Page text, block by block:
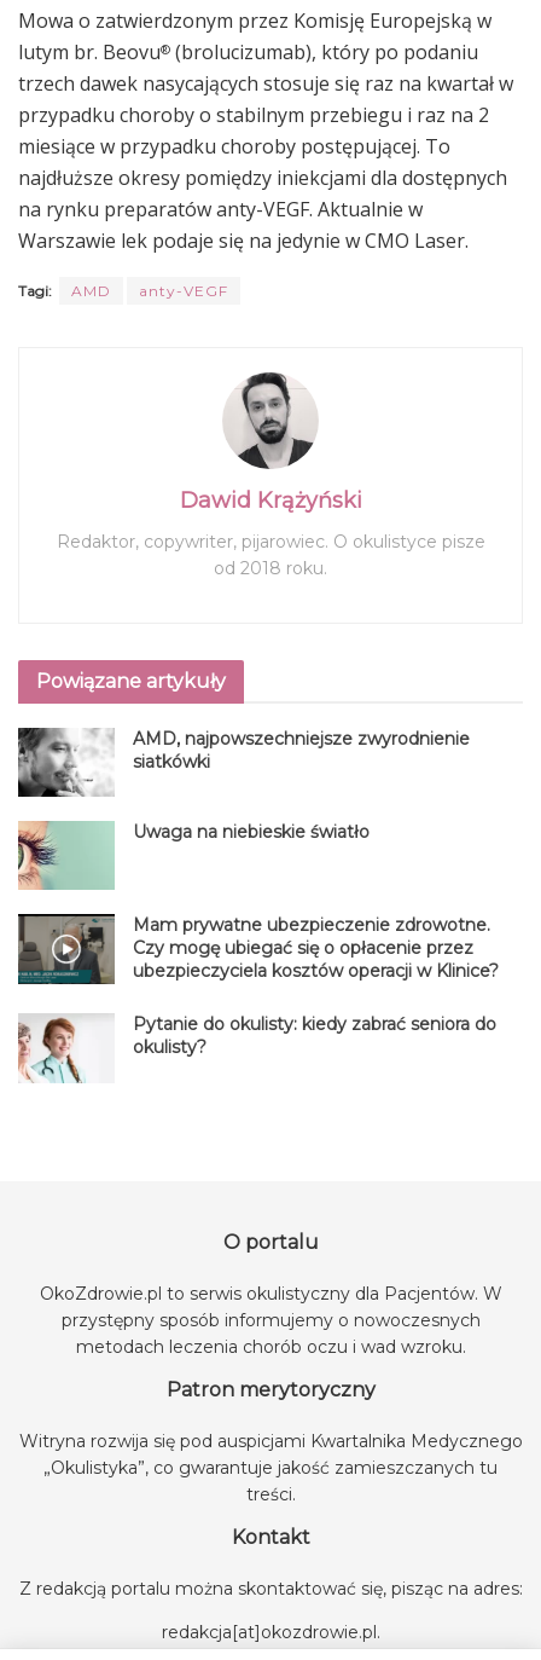
Mowa o zatwierdzonym przez Komisję Europejską w
lutym br. Beovu® (brolucizumab), który po podaniu
trzech dawek nasycających stosuje się raz na kwartał w
przypadku choroby o stabilnym przebiegu i raz na 2
miesiące w przypadku choroby postępującej. To
najdłuższe okresy pomiędzy iniekcjami dla dostępnych
na rynku preparatów anty-VEGF. Aktualnie w
Warszawie lek podaje się na jedynie w CMO Laser.
Tagi: AMD anty-VEGF
Dawid Krążyński
Redaktor, copywriter, pijarowiec. O okulistyce pisze
od 2018 roku.
Powiązane artykuły
AMD, najpowszechniejsze zwyrodnienie
siatkówki
Uwaga na niebieskie światło
Mam prywatne ubezpieczenie zdrowotne.
Czy mogę ubiegać się o opłacenie przez
ubezpieczyciela kosztów operacji w Klinice?
Pytanie do okulisty: kiedy zabrać seniora do
okulisty?
O portalu
OkoZdrowie.pl to serwis okulistyczny dla Pacjentów. W
przystępny sposób informujemy o nowoczesnych
metodach leczenia chorób oczu i wad wzroku.
Patron merytoryczny
Witryna rozwija się pod auspicjami Kwartalnika Medycznego
„Okulistyka”, co gwarantuje jakość zamieszczanych tu
treści.
Kontakt
Z redakcją portalu można skontaktować się, pisząc na adres:
redakcja[at]okozdrowie.pl.